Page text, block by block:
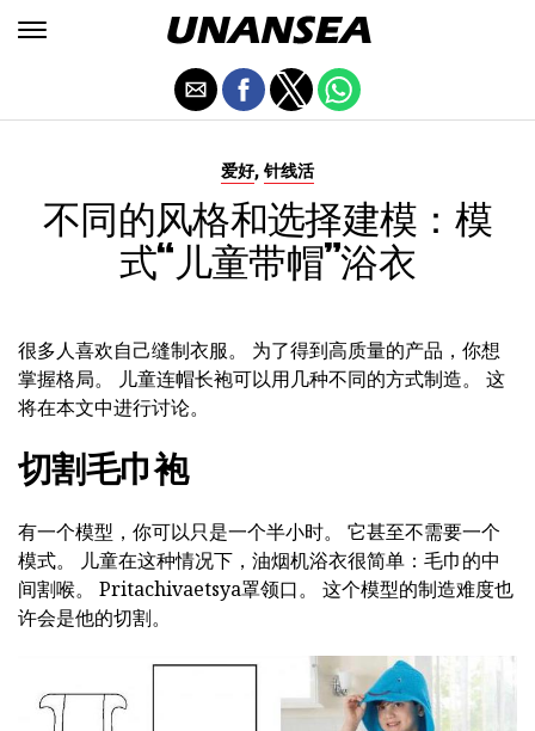
爱好, 针线活
不同的风格和选择建模：模
式“儿童带帽”浴衣
很多人喜欢自己缝制衣服。 为了得到高质量的产品，你想
掌握格局。 儿童连帽长袍可以用几种不同的方式制造。 这
将在本文中进行讨论。
切割毛巾袍
有一个模型，你可以只是一个半小时。 它甚至不需要一个
模式。 儿童在这种情况下，油烟机浴衣很简单：毛巾的中
间割喉。 Pritachivaetsya罩领口。 这个模型的制造难度也
许会是他的切割。